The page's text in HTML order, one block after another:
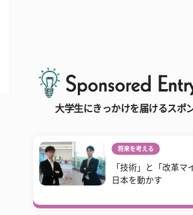
大学生にきっかけを届けるスポ
将来を考える
「技術」と「改革マ
日本を動かす